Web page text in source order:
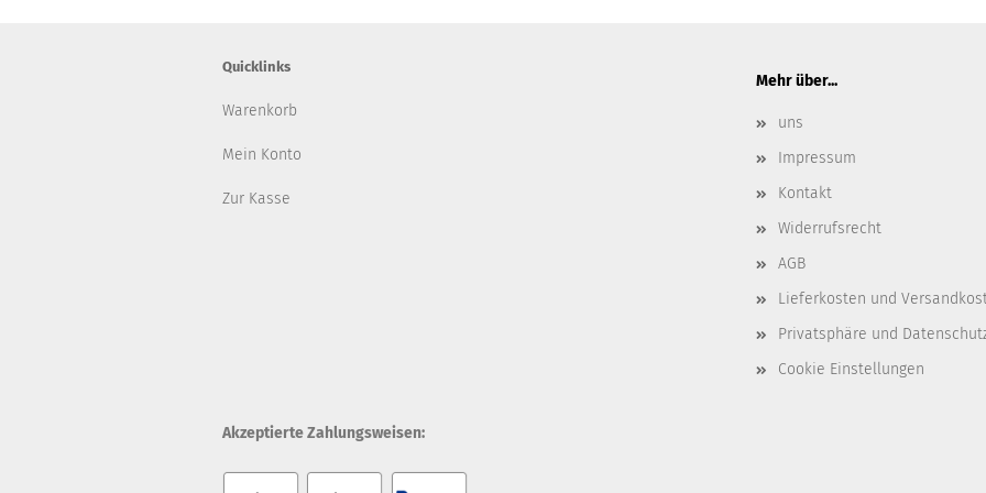
Quicklinks
Warenkorb
Mein Konto
Zur Kasse
Mehr über...
uns
Impressum
Kontakt
Widerrufsrecht
AGB
Lieferkosten und
Privatsphäre und
Cookie Einstellungen
Akzeptierte Zahlungsweisen: